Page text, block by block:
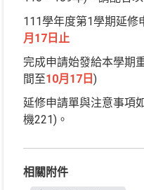
111學年度第1學期延修
月17日止
完成申請始發給本學期
間至10月17日 )
延修申請單與注意事項
機221)。
相關附件